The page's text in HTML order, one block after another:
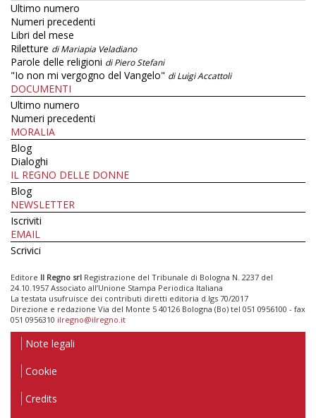
Ultimo numero
Numeri precedenti
Libri del mese
Riletture di Mariapia Veladiano
Parole delle religioni di Piero Stefani
"Io non mi vergogno del Vangelo" di Luigi Accattoli
DOCUMENTI
Ultimo numero
Numeri precedenti
MORALIA
Blog
Dialoghi
IL REGNO DELLE DONNE
Blog
NEWSLETTER
Iscriviti
EMAIL
Scrivici
Editore Il Regno srl Registrazione del Tribunale di Bologna N. 2237 del
24.10.1957 Associato all’Unione Stampa Periodica Italiana
La testata usufruisce dei contributi diretti editoria d.lgs 70/2017
Direzione e redazione Via del Monte 5 40126 Bologna (Bo) tel 051 0956100 - fax
051 0956310 ilregno@ilregno.it
Note legali
Cookie
Credits